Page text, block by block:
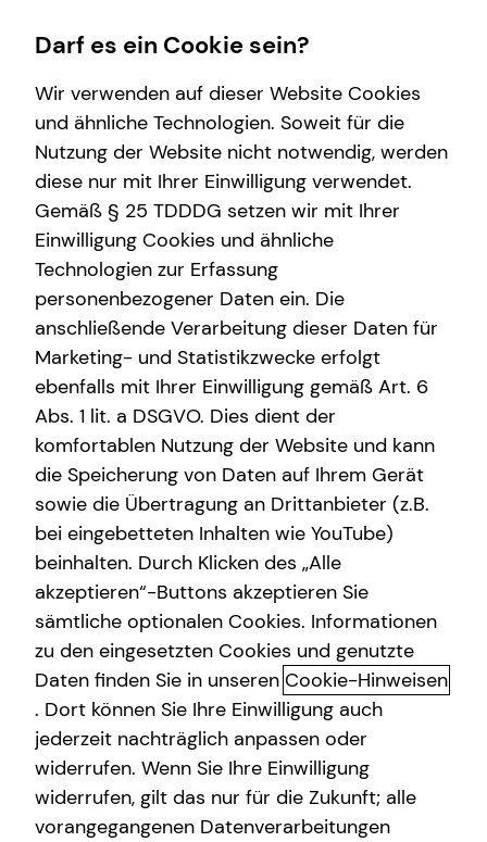
Karriere-Infos
Karrierechancen
Initiativbewerbung
Finanzberatung
Investment
Kapitalanlage Immobilien
Altersvorsorge
Kindervorsorge
Wissenswertes
Über mich
Über tecis
Podcast
Interview
Service
Kundenportal
Schadenabwicklung
Saskia Bertram
Teamleiterin
E-Mail Anruf
saskia.bertram@tecis.de
Klarissengasse 2
48143 Münster
+49 (157) 76459768
Geschäftszeiten
Montag
Darf es ein Cookie sein?
Wir verwenden auf dieser Website Cookies
und ähnliche Technologien. Soweit für die
Nutzung der Website nicht notwendig, werden
diese nur mit Ihrer Einwilligung verwendet.
Gemäß § 25 TDDDG setzen wir mit Ihrer
Einwilligung Cookies und ähnliche
Technologien zur Erfassung
personenbezogener Daten ein. Die
anschließende Verarbeitung dieser Daten für
Marketing- und Statistikzwecke erfolgt
ebenfalls mit Ihrer Einwilligung gemäß Art. 6
Abs. 1 lit. a DSGVO. Dies dient der
komfortablen Nutzung der Website und kann
die Speicherung von Daten auf Ihrem Gerät
sowie die Übertragung an Drittanbieter (z.B.
bei eingebetteten Inhalten wie YouTube)
beinhalten. Durch Klicken des „Alle
akzeptieren“-Buttons akzeptieren Sie
sämtliche optionalen Cookies. Informationen
zu den eingesetzten Cookies und genutzte
Daten finden Sie in unseren Cookie-Hinweisen
. Dort können Sie Ihre Einwilligung auch
jederzeit nachträglich anpassen oder
widerrufen. Wenn Sie Ihre Einwilligung
widerrufen, gilt das nur für die Zukunft; alle
vorangegangenen Datenverarbeitungen